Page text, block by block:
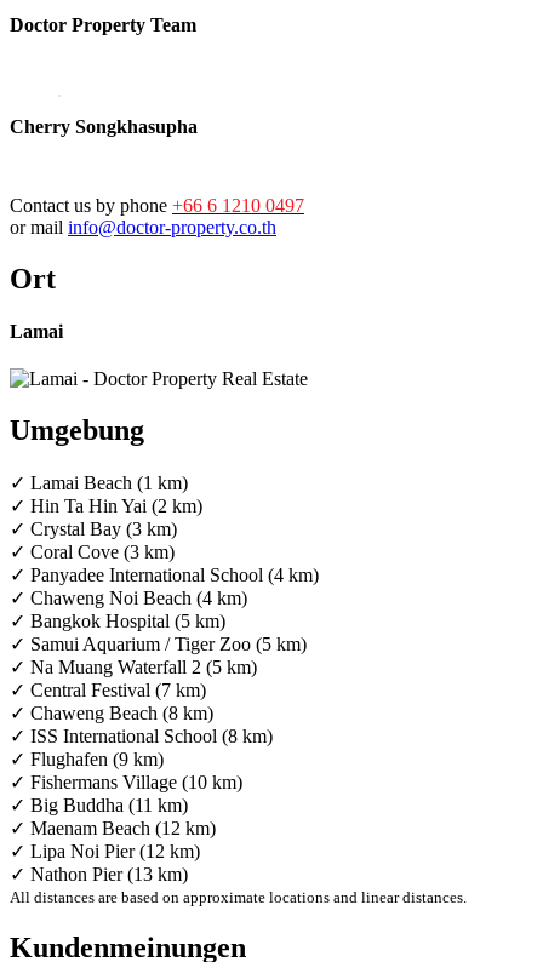
Doctor Property Team
Cherry Songkhasupha
Contact us by phone +66 6 1210 0497
or mail info@doctor-property.co.th
Ort
Lamai
Umgebung
✓ Lamai Beach (1 km)
✓ Hin Ta Hin Yai (2 km)
✓ Crystal Bay (3 km)
✓ Coral Cove (3 km)
✓ Panyadee International School (4 km)
✓ Chaweng Noi Beach (4 km)
✓ Bangkok Hospital (5 km)
✓ Samui Aquarium / Tiger Zoo (5 km)
✓ Na Muang Waterfall 2 (5 km)
✓ Central Festival (7 km)
✓ Chaweng Beach (8 km)
✓ ISS International School (8 km)
✓ Flughafen (9 km)
✓ Fishermans Village (10 km)
✓ Big Buddha (11 km)
✓ Maenam Beach (12 km)
✓ Lipa Noi Pier (12 km)
✓ Nathon Pier (13 km)
All distances are based on approximate locations and linear distances.
Kundenmeinungen